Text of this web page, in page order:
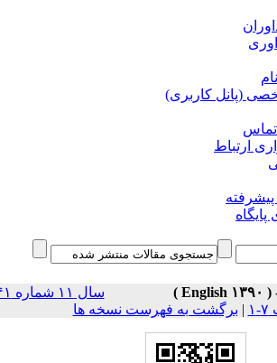
کاربری)
سال ۱۱ شماره ۴۱
|برگشت به فهرست نسخه ها